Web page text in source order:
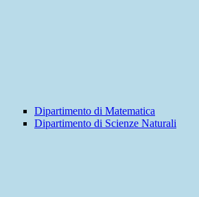
Dipartimento di Matematica
Dipartimento di Scienze Naturali